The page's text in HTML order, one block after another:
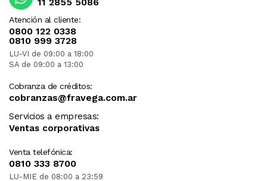
Atención al cliente:
0800 122 0338
0810 999 3728
LU-VI de 09:00 a 18:00
SA de 09:00 a 13:00
Cobranza de créditos:
cobranzas@fravega.com.ar
Servicios a empresas:
Ventas corporativas
Venta telefónica:
0810 333 8700
LU-MIE de 08:00 a 23:59